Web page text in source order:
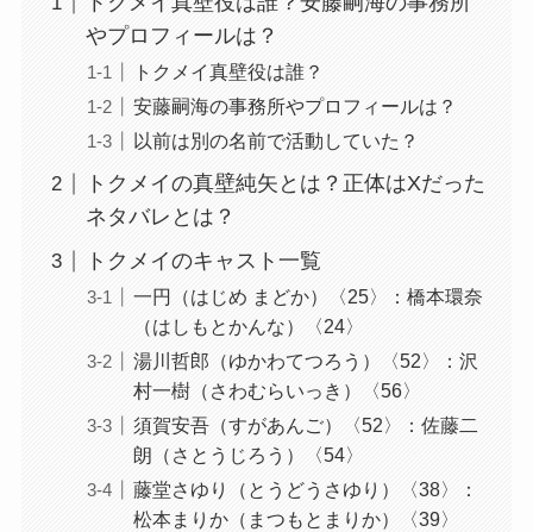
やプロフィールは？
トクメイ真壁役は誰？
安藤嗣海の事務所やプロフィールは？
以前は別の名前で活動していた？
トクメイの真壁純矢とは？正体はXだった
ネタバレとは？
トクメイのキャスト一覧
一円（はじめ まどか）〈25〉：橋本環奈
（はしもとかんな）〈24〉
湯川哲郎（ゆかわてつろう）〈52〉：沢
村一樹（さわむらいっき）〈56〉
須賀安吾（すがあんご）〈52〉：佐藤二
朗（さとうじろう）〈54〉
藤堂さゆり（とうどうさゆり）〈38〉：
松本まりか（まつもとまりか）〈39〉